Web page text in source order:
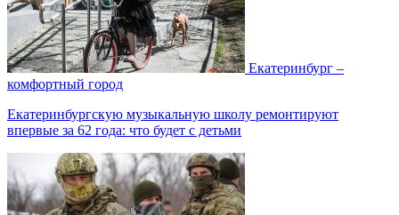
Екатеринбург –
комфортный город
Екатеринбургскую музыкальную школу ремонтируют
впервые за 62 года: что будет с детьми